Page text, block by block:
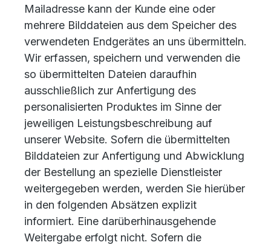
Mailadresse kann der Kunde eine oder
mehrere Bilddateien aus dem Speicher des
verwendeten Endgerätes an uns übermitteln.
Wir erfassen, speichern und verwenden die
so übermittelten Dateien daraufhin
ausschließlich zur Anfertigung des
personalisierten Produktes im Sinne der
jeweiligen Leistungsbeschreibung auf
unserer Website. Sofern die übermittelten
Bilddateien zur Anfertigung und Abwicklung
der Bestellung an spezielle Dienstleister
weitergegeben werden, werden Sie hierüber
in den folgenden Absätzen explizit
informiert. Eine darüberhinausgehende
Weitergabe erfolgt nicht. Sofern die